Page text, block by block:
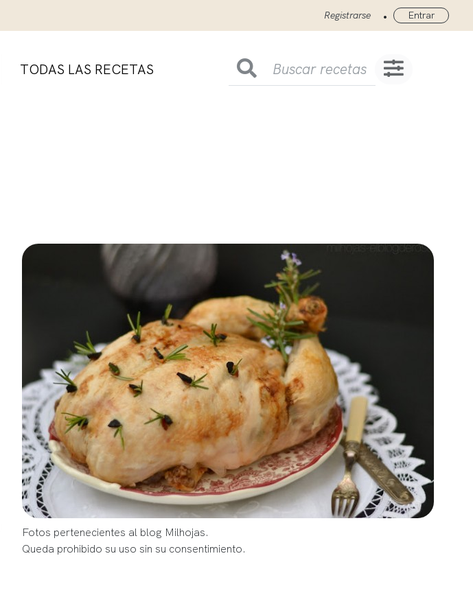
Registrarse • Entrar
TODAS LAS RECETAS
Fotos pertenecientes al blog Milhojas.
Queda prohibido su uso sin su consentimiento.